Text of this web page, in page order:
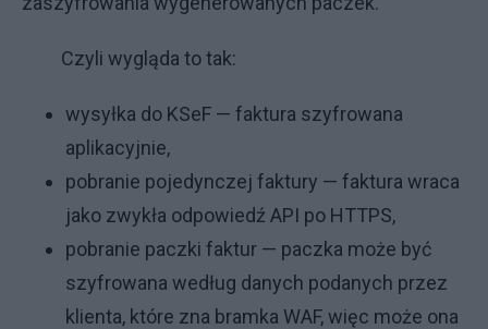
Czyli wygląda to tak:
wysyłka do KSeF — faktura szyfrowana
aplikacyjnie,
pobranie pojedynczej faktury — faktura wraca
jako zwykła odpowiedź API po HTTPS,
pobranie paczki faktur — paczka może być
szyfrowana według danych podanych przez
klienta, które zna bramka WAF, więc może ona